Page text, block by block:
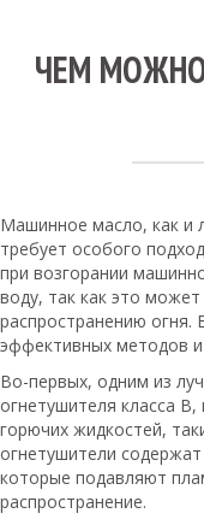
ЧЕМ
Машинное масло, как и
требует особого
при возгорании
воду, так как это
распространению огня.
эффективных методов
Во-первых, одним из
огнетушителя класса
горючих жидкостей,
огнетушители
которые подавляют
распространение.